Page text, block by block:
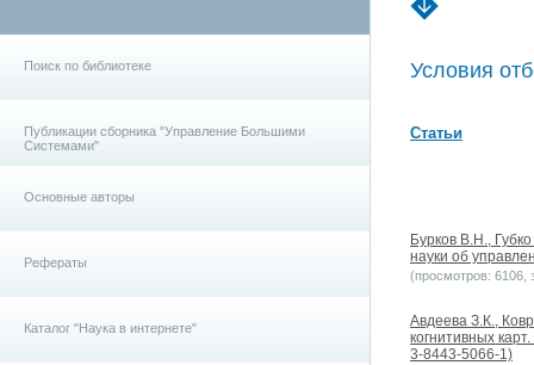
Поиск по библиотеке
Публикации сборника "Управление Большими
Системами"
Основные авторы
Рефераты
Каталог "Наука в интернете"
Условия
Статьи
Бурков В.Н.,
науки об
(просмотров: 6106,
Авдеева З.К.,
когнитивных
3-8443-5066-1)